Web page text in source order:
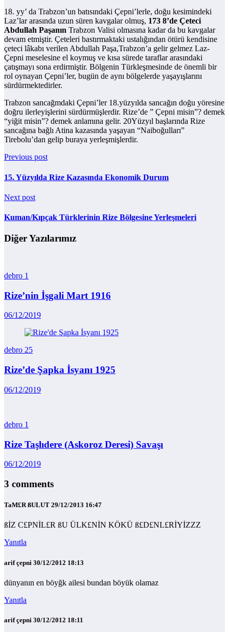
18. yy’ da Trabzon’un batısındaki Çepni’lerle, doğu kesimindeki
Laz’lar arasında uzun süren kavgalar olmuş, 173 8’de Çeteci
Abdullah Paşanın Trabzon Valisi olmasına kadar da bu kavgalar
devam etmiştir. Çeteleri bastırmaktaki ustalığından ötürü kendisine
çeteci lâkabı verilen Abdullah Paşa,Trabzon’a gelir gelmez Laz-
Çepni meselesine el koymuş ve kısa sürede taraflar arasındaki
çatışmayı sona erdirmiştir. Bölgenin Türkleşmesinde de önemli bir
rol oynayan Çepni’ler, bugün de aynı bölgelerde yaşayışlarını
sürdürmektedirler.
Trabzon sancağmdaki Çepni’ler 18.yüzyılda sancağın doğu yöresine
doğru ilerleyişlerini sürdürmüşlerdir. Rize’de ” Çepni misin”? demek
“yiğit misin”? demek anlamına gelir. 20Yüzyıl başlarında Rize
sancağına bağlı Atina kazasında yaşayan “Naiboğulları”
Tirebolu’dan gelip buraya yerleşmişlerdir.
Previous post
15. Yüzyılda Rize Kazasında Ekonomik Durum
Next post
Kuman/Kıpçak Türklerinin Rize Bölgesine Yerleşmeleri
Diğer Yazılarımız
debro 1
Rize’nin İşgali Mart 1916
06/12/2019
debro 25
Rize’de Şapka İsyanı 1925
06/12/2019
debro 1
Rize Taşlıdere (Askoroz Deresi) Savaşı
06/12/2019
3 comments
TaM£R ßULUT 29/12/2013 16:47
ßİZ C£PNİL£R ßU ÜLK£NİN KÖKÜ ß£D£NL£RİYİZZZ
Yanıtla
arif çepni 30/12/2012 18:13
dünyanın en böyğk ailesi bundan böyük olamaz
Yanıtla
arif çepni 30/12/2012 18:11